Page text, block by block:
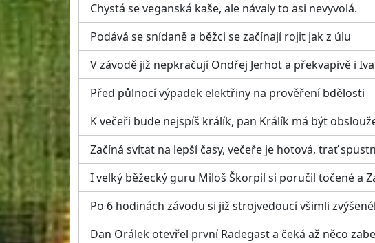
Chystá se veganská kaše, ale návaly to asi nevyvolá.
Podává se snídaně a běžci se začínají rojit jak z úlu
V závodě již nepkračují Ondřej Jerhot a překvapivě i
Před půlnocí výpadek elektřiny na prověření bdělosti
K večeři bude nejspíš králík, pan Králík má být
Začíná svítat na lepší časy, večeře je hotová, trať
I velký běžecký guru Miloš Škorpil si poručil točené a
Po 6 hodinách závodu si již strojvedoucí všimli
Dan Orálek otevřel první Radegast a čeká až něco